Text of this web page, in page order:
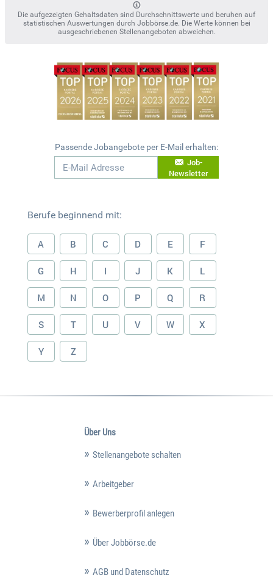
Die aufgezeigten Gehaltsdaten sind Durchschnittswerte und beruhen auf
statistischen Auswertungen durch Jobbörse.de. Die Werte können bei
ausgeschriebenen Stellenangeboten abweichen.
Passende Jobangebote per E-Mail erhalten:
Job-
Newsletter
Berufe beginnend mit:
A B C D E F
G H I J K L
M N O P Q R
S T U V W X
Y Z
Über Uns
Stellenangebote schalten
Arbeitgeber
Bewerberprofil anlegen
Über Jobbörse.de
AGB und Datenschutz